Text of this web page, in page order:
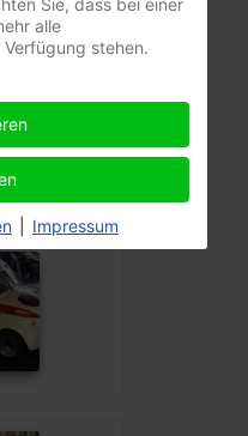
Sie, dass bei einer
alle
stehen.
Impressum